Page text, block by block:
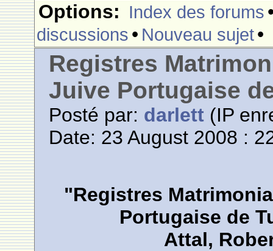
Options: Index des forums
discussions • Nouveau sujet•
Registres
Juive Portugaise
Posté par: darlett (IP
Date: 23 August 2008 :
"Registres
Portugaise de
Attal,